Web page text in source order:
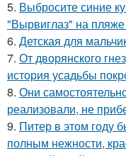
5. Выбросите синие
"Вырвиглаз" на
6. Детская для
7. От дворянского
история усадьбы
8. Они
реализовали, не
9. Питер в этом году
полным нежности,